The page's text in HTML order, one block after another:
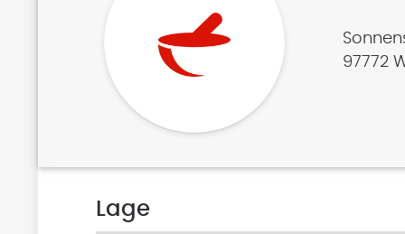
97772
Lage